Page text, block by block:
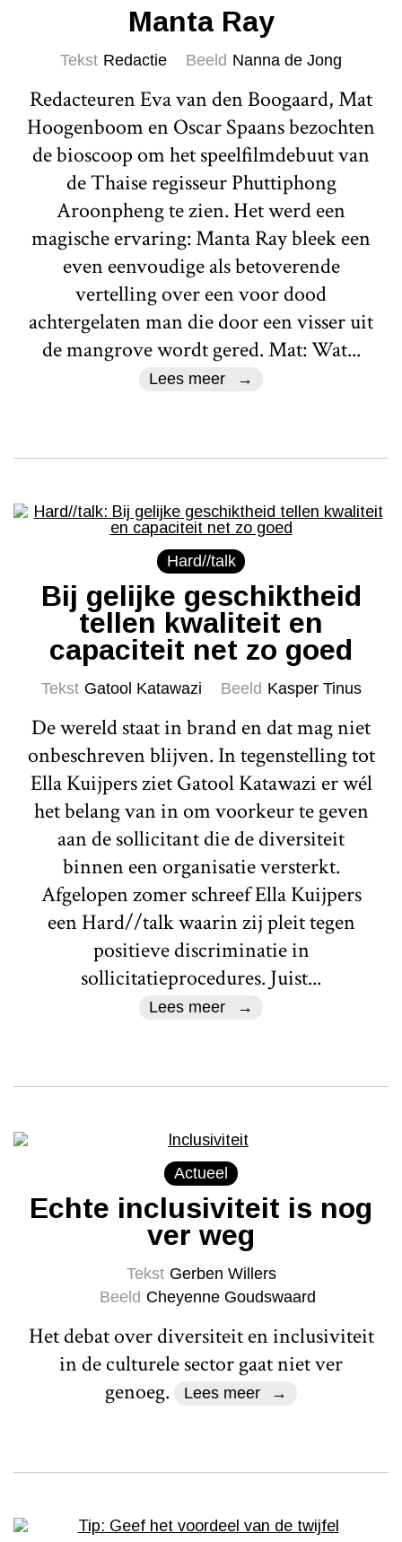
Manta Ray
Tekst Redactie Beeld Nanna de Jong
Redacteuren Eva van den Boogaard, Mat
Hoogenboom en Oscar Spaans bezochten
de bioscoop om het speelfilmdebuut van
de Thaise regisseur Phuttiphong
Aroonpheng te zien. Het werd een
magische ervaring: Manta Ray bleek een
even eenvoudige als betoverende
vertelling over een voor dood
achtergelaten man die door een visser uit
de mangrove wordt gered. Mat: Wat...
Lees meer
Hard//talk
Bij gelijke geschiktheid
tellen kwaliteit en
capaciteit net zo goed
Tekst Gatool Katawazi Beeld Kasper Tinus
De wereld staat in brand en dat mag niet
onbeschreven blijven. In tegenstelling tot
Ella Kuijpers ziet Gatool Katawazi er wél
het belang van in om voorkeur te geven
aan de sollicitant die de diversiteit
binnen een organisatie versterkt.
Afgelopen zomer schreef Ella Kuijpers
een Hard//talk waarin zij pleit tegen
positieve discriminatie in
sollicitatieprocedures. Juist...
Lees meer
Actueel
Echte inclusiviteit is nog
ver weg
Tekst Gerben Willers
Beeld Cheyenne Goudswaard
Het debat over diversiteit en inclusiviteit
in de culturele sector gaat niet ver
genoeg.
Lees meer